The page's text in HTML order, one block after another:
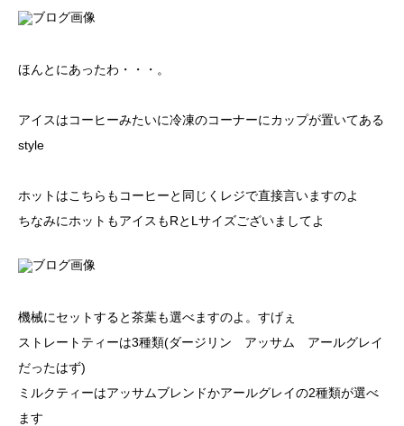
ほんとにあったわ・・・。
アイスはコーヒーみたいに冷凍のコーナーにカップが置いてある
style
ホットはこちらもコーヒーと同じくレジで直接言いますのよ
ちなみにホットもアイスもRとLサイズございましてよ
機械にセットすると茶葉も選べますのよ。すげぇ
ストレートティーは3種類(ダージリン アッサム アールグレイ
だったはず)
ミルクティーはアッサムブレンドかアールグレイの2種類が選べ
ます